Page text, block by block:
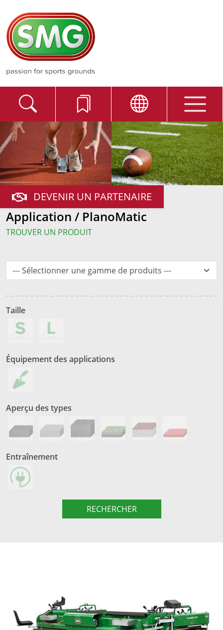
DEVENIR UN PARTENAIRE
Application / PlanoMatic
TROUVER UN PRODUIT
Taille
Équipement des applications
Aperçu des types
Entraînement